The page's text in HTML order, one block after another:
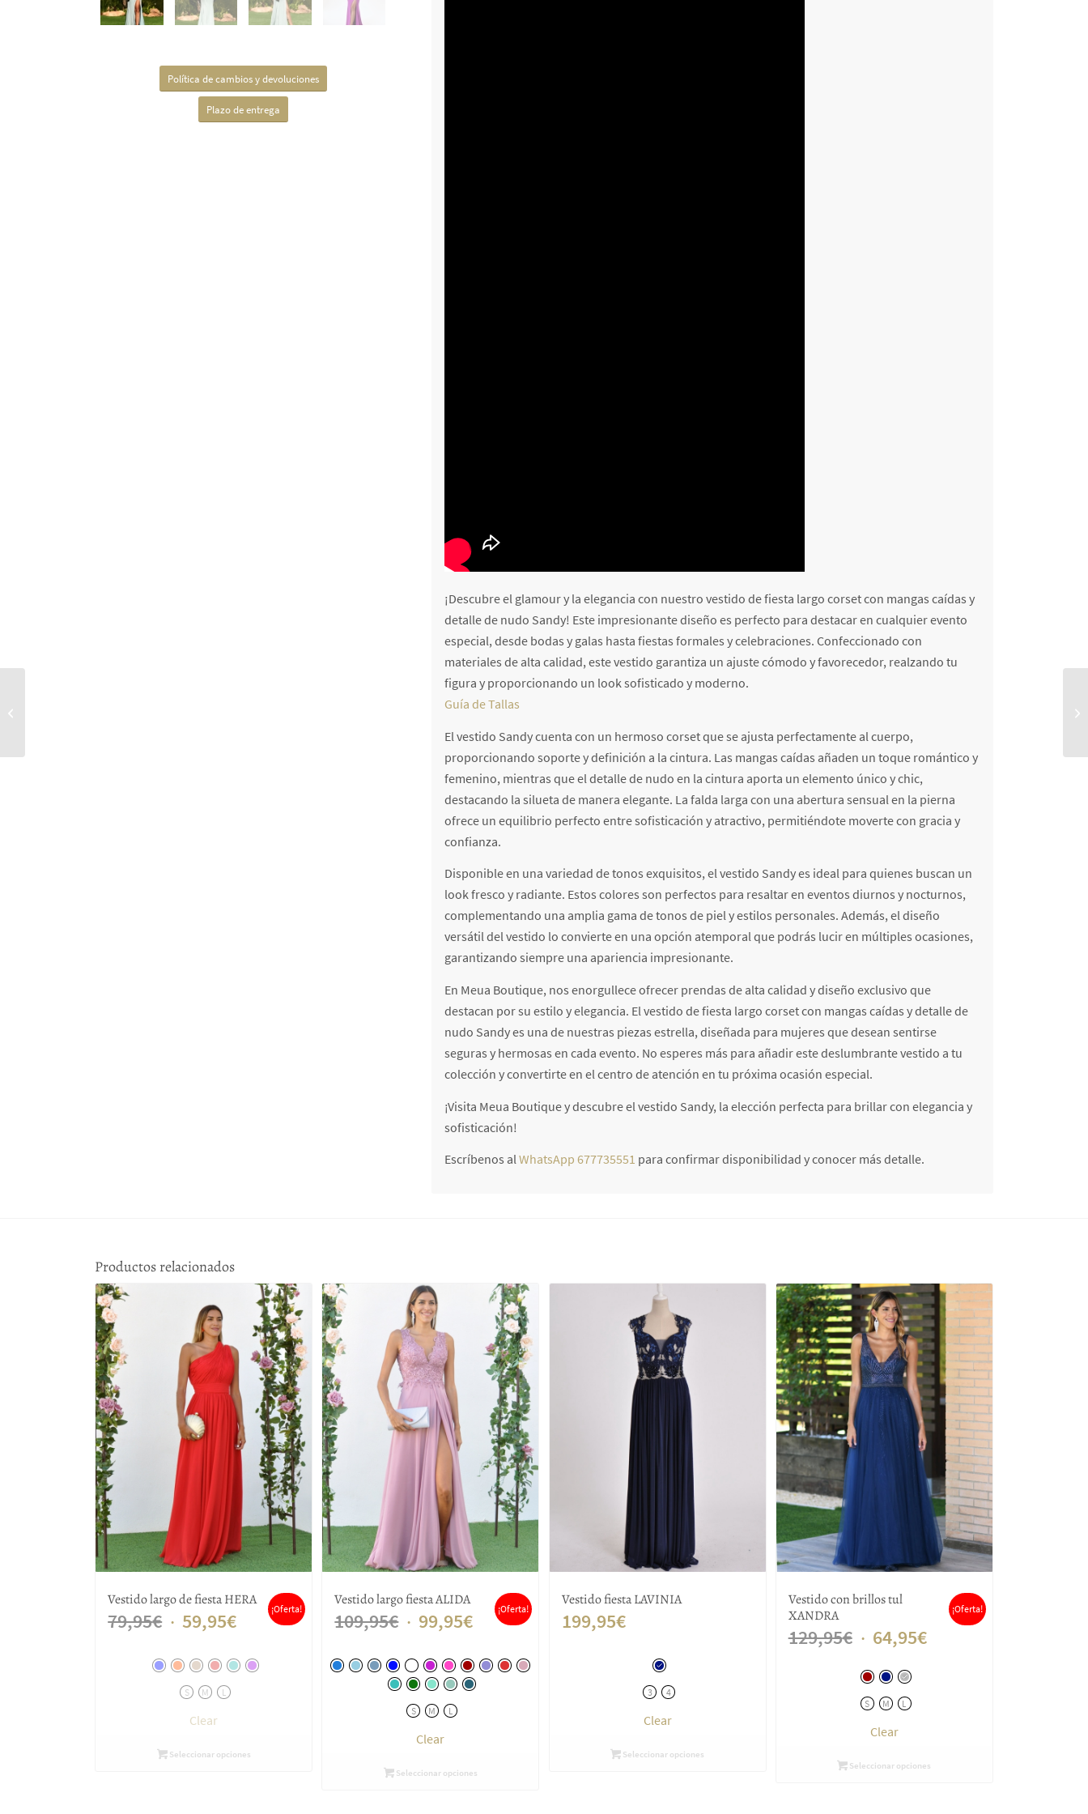
Política de cambios y devoluciones
Plazo de entrega
¡Descubre el glamour y la elegancia con nuestro vestido de fiesta largo corset con mangas caídas y
detalle de nudo Sandy! Este impresionante diseño es perfecto para destacar en cualquier evento
especial, desde bodas y galas hasta fiestas formales y celebraciones. Confeccionado con
materiales de alta calidad, este vestido garantiza un ajuste cómodo y favorecedor, realzando tu
figura y proporcionando un look sofisticado y moderno.
Guía de Tallas
El vestido Sandy cuenta con un hermoso corset que se ajusta perfectamente al cuerpo,
proporcionando soporte y definición a la cintura. Las mangas caídas añaden un toque romántico y
femenino, mientras que el detalle de nudo en la cintura aporta un elemento único y chic,
destacando la silueta de manera elegante. La falda larga con una abertura sensual en la pierna
ofrece un equilibrio perfecto entre sofisticación y atractivo, permitiéndote moverte con gracia y
confianza.
Disponible en una variedad de tonos exquisitos, el vestido Sandy es ideal para quienes buscan un
look fresco y radiante. Estos colores son perfectos para resaltar en eventos diurnos y nocturnos,
complementando una amplia gama de tonos de piel y estilos personales. Además, el diseño
versátil del vestido lo convierte en una opción atemporal que podrás lucir en múltiples ocasiones,
garantizando siempre una apariencia impresionante.
En Meua Boutique, nos enorgullece ofrecer prendas de alta calidad y diseño exclusivo que
destacan por su estilo y elegancia. El vestido de fiesta largo corset con mangas caídas y detalle de
nudo Sandy es una de nuestras piezas estrella, diseñada para mujeres que desean sentirse
seguras y hermosas en cada evento. No esperes más para añadir este deslumbrante vestido a tu
colección y convertirte en el centro de atención en tu próxima ocasión especial.
¡Visita Meua Boutique y descubre el vestido Sandy, la elección perfecta para brillar con elegancia y
sofisticación!
Escríbenos alWhatsApp 677735551 para confirmar disponibilidad y conocer más detalle.
Productos relacionados
Vestido largo de fiesta HERA
79,95€ El
original
era:
79,95€.
59,95€El
actual
¡Oferta!
S M L
Clear
Seleccionar opciones
Vestido largo fiesta ALIDA
109,95€ El
original
era:
109,95€.
99,95€El
actual
¡Oferta!
S M L
Clear
Seleccionar opciones
Vestido fiesta LAVINIA
199,95€
3 4
Clear
Seleccionar opciones
Vestido con brillos tul
XANDRA
129,95€ El
precio
original
era:
64,95€El
¡Oferta!
S M L
Clear
Seleccionar opciones